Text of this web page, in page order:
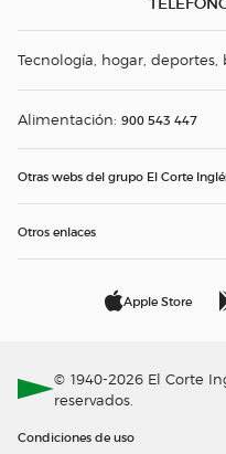
Tecnología, hogar, deportes,
Alimentación: 900 543 447
Otras webs del grupo El Corte
Otros enlaces
Apple Store
© 1940-2026 El Corte
reservados.
Condiciones de uso